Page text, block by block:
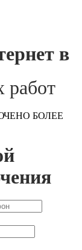
в
работ
БОЛЕЕ